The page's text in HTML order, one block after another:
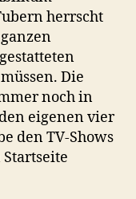
herrscht
Die
noch in
eigenen vier
den TV-Shows